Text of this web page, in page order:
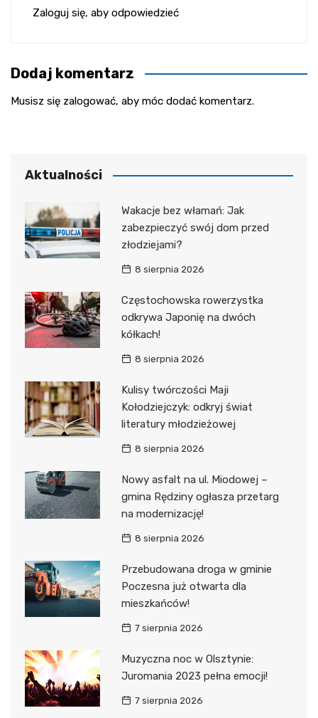
Zaloguj się, aby odpowiedzieć
Dodaj komentarz
Musisz się zalogować, aby móc dodać komentarz.
Aktualności
Wakacje bez włamań: Jak
zabezpieczyć swój dom przed
złodziejami?
8 sierpnia 2026
Częstochowska rowerzystka
odkrywa Japonię na dwóch
kółkach!
8 sierpnia 2026
Kulisy twórczości Maji
Kołodziejczyk: odkryj świat
literatury młodzieżowej
8 sierpnia 2026
Nowy asfalt na ul. Miodowej –
gmina Rędziny ogłasza przetarg
na modernizację!
8 sierpnia 2026
Przebudowana droga w gminie
Poczesna już otwarta dla
mieszkańców!
7 sierpnia 2026
Muzyczna noc w Olsztynie:
Juromania 2023 pełna emocji!
7 sierpnia 2026